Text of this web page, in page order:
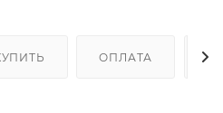
ОПЛАТА